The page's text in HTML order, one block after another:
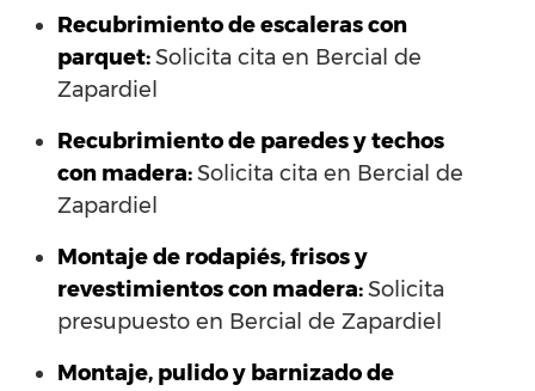
Recubrimiento de escaleras con
parquet:Solicita cita en Bercial de
Zapardiel
Recubrimiento de paredes y techos
con madera:Solicita cita en Bercial de
Zapardiel
Montaje de rodapiés, frisos y
revestimientos con madera:Solicita
presupuesto en Bercial de Zapardiel
Montaje, pulido y barnizado de